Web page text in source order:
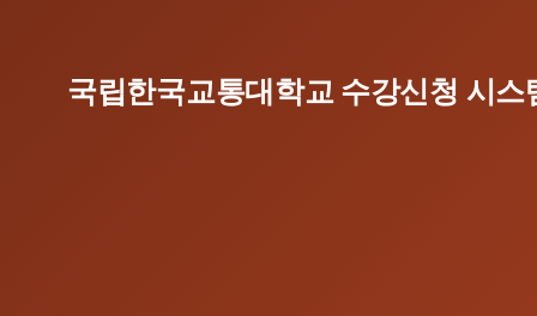
국립한국교통대학교 수강신청 시스